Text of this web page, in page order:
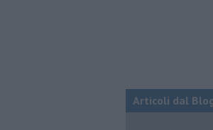
Articoli dal